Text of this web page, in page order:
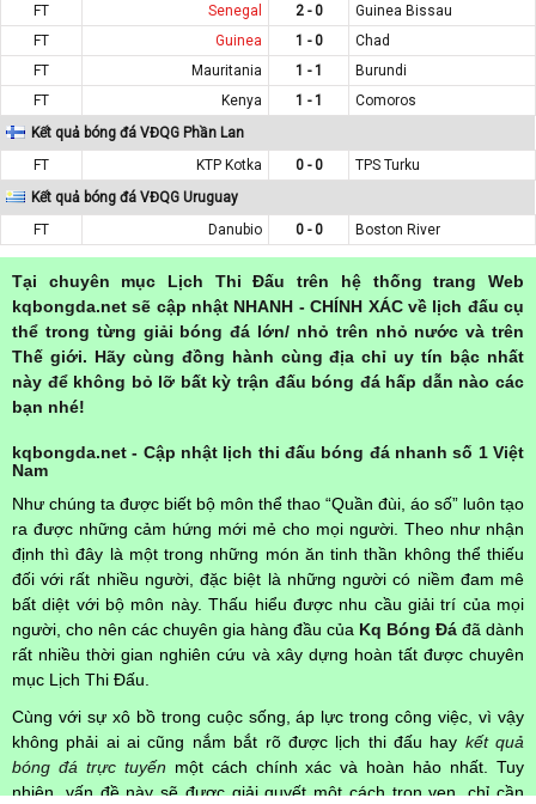
FT
Senegal 2 - 0
Guinea Bissau
FT
Guinea 1 - 0
Chad
FT
Mauritania 1 - 1
Burundi
FT
Kenya 1 - 1
Comoros
Kết quả bóng đá VĐQG Phần Lan
FT
KTP Kotka 0 - 0
TPS Turku
Kết quả bóng đá VĐQG Uruguay
FT
Danubio 0 - 0 Boston River
Tại chuyên mục Lịch Thi Đấu trên hệ thống trang Web
kqbongda.net sẽ cập nhật NHANH - CHÍNH XÁC về lịch đấu cụ
thể trong từng giải bóng đá lớn/ nhỏ trên nhỏ nước và trên
Thế giới. Hãy cùng đồng hành cùng địa chỉ uy tín bậc nhất
này để không bỏ lỡ bất kỳ trận đấu bóng đá hấp dẫn nào các
bạn nhé!
kqbongda.net - Cập nhật lịch thi đấu bóng đá nhanh số 1 Việt
Nam
Như chúng ta được biết bộ môn thể thao “Quần đùi, áo số” luôn tạo
ra được những cảm hứng mới mẻ cho mọi người. Theo như nhận
định thì đây là một trong những món ăn tinh thần không thể thiếu
đối với rất nhiều người, đặc biệt là những người có niềm đam mê
bất diệt với bộ môn này. Thấu hiểu được nhu cầu giải trí của mọi
người, cho nên các chuyên gia hàng đầu của Kq Bóng Đá đã dành
rất nhiều thời gian nghiên cứu và xây dựng hoàn tất được chuyên
mục Lịch Thi Đấu.
Cùng với sự xô bồ trong cuộc sống, áp lực trong công việc, vì vậy
không phải ai ai cũng nắm bắt rõ được lịch thi đấu hay kết quả
bóng đá trực tuyến một cách chính xác và hoàn hảo nhất. Tuy
nhiên, vấn đề này sẽ được giải quyết một cách trọn vẹn, chỉ cần